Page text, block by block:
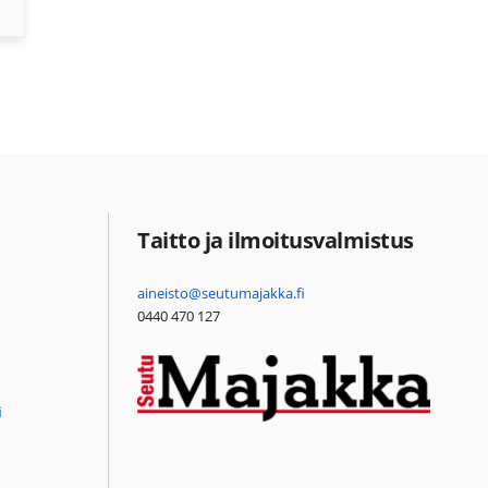
Taitto ja ilmoitusvalmistus
aineisto@seutumajakka.fi
0440 470 127